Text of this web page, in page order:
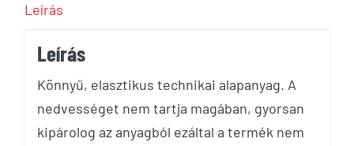
Leírás
Leírás
Könnyű, elasztikus technikai alapanyag. A
nedvességet nem tartja magában, gyorsan
kipárolog az anyagból ezáltal a termék nem